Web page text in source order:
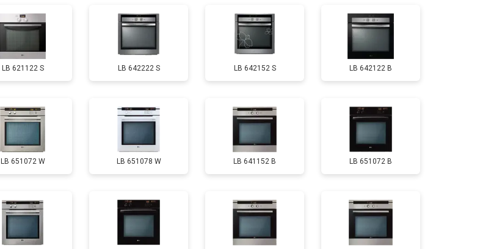
от 120 мин от 4500 ₽ Заказать
LB 621122 S LB 642222 S LB 642152 S LB 642122 B
LB 651072 W LB 651078 W LB 641152 B LB 651072 B